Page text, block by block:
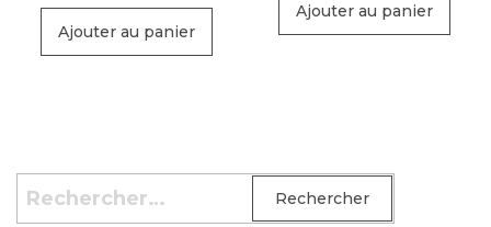
Ajouter au panier
Ajouter au panier
Rechercher :